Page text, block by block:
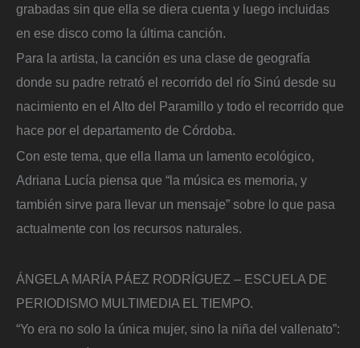
grabadas sin que ella se diera cuenta y luego incluidas
en ese disco como la última canción.
Para la artista, la canción es una clase de geografía
donde su padre retrató el recorrido del río Sinú desde su
nacimiento en el Alto del Paramillo y todo el recorrido que
hace por el departamento de Córdoba.
Con este tema, que ella llama un lamento ecológico,
Adriana Lucía piensa que “la música es memoria, y
también sirve para llevar un mensaje” sobre lo que pasa
actualmente con los recursos naturales.
ÁNGELA MARÍA PÁEZ RODRÍGUEZ – ESCUELA DE
PERIODISMO MULTIMEDIA EL TIEMPO.
“Yo era no solo la única mujer, sino la niña del vallenato”: